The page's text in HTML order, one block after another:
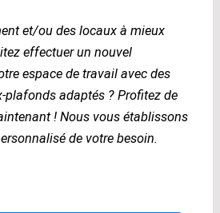
et/ou des locaux à mieux
effectuer un nouvel
espace de travail avec des
plafonds adaptés ? Profitez de
! Nous vous établissons
de votre besoin.